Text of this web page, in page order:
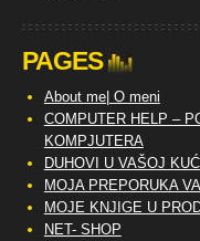
PAGES
About me| O meni
COMPUTER HELP –
KOMPJUTERA
DUHOVI U VAŠOJ KUĆI
MOJA PREPORUKA
MOJE KNJIGE U
NET- SHOP